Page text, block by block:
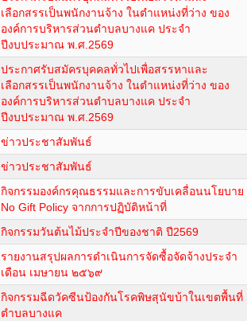
เลือกสรรเป็นพนักงานจ้าง ในตำแหน่งที่ว่าง ของ
องค์การบริหารส่วนตำบลบางแค ประจำ
ปีงบประมาณ พ.ศ.2569
ประกาศรับสมัครบุคคลทั่วไปเพื่อสรรหาและ
เลือกสรรเป็นพนักงานจ้าง ในตำแหน่งที่ว่าง ของ
องค์การบริหารส่วนตำบลบางแค ประจำ
ปีงบประมาณ พ.ศ.2569
ข่าวประชาสัมพันธ์
ข่าวประชาสัมพันธ์
กิจกรรมองค์กรคุณธรรมและการขับเคลื่อนนโยบาย
No Gift Policy จากการปฏิบัติหน้าที่
กิจกรรมวันต้นไม้ประจำปีของชาติ ปี2569
รายงานสรุปผลการดำเนินการจัดซื้อจัดจ้างประจำ
เดือน เมษายน ๒๕๖๙
กิจกรรมฉีดวัคซีนป้องกันโรคพิษสุนัขบ้าในเขตพื้นที่
ตำบลบางแค